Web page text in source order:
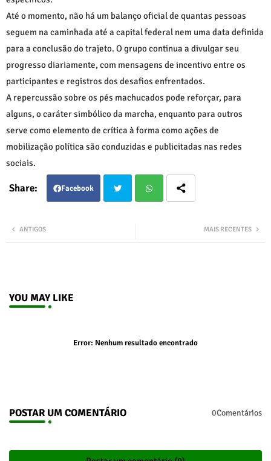
Até o momento, não há um balanço oficial de quantas pessoas
seguem na caminhada até a capital federal nem uma data definida
para a conclusão do trajeto. O grupo continua a divulgar seu
progresso diariamente, com mensagens de incentivo entre os
participantes e registros dos desafios enfrentados.
A repercussão sobre os pés machucados pode reforçar, para
alguns, o caráter simbólico da marcha, enquanto para outros
serve como elemento de crítica à forma como ações de
mobilização política são conduzidas e publicitadas nas redes
sociais.
Facebook
MAIS RECENTES
ANTIGOS
YOU MAY LIKE
Error: Nenhum resultado encontrado
POSTAR UM COMENTÁRIO 0Comentários